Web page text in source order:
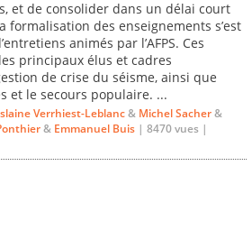
et de consolider dans un délai court
formalisation des enseignements s’est
animés par l’AFPS. Ces
principaux élus et cadres
de crise du séisme, ainsi que
et le secours populaire. ...
Verrhiest-Leblanc& Michel Sacher&
& Emmanuel Buis | 8470 vues |